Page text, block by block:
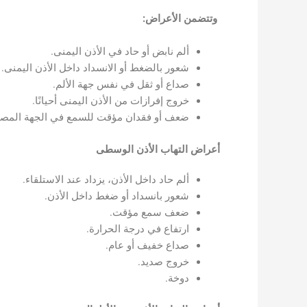
وتتضمن الأعراض:
ألم نابض أو حاد في الأذن اليمنى.
شعور بالضغط أو الانسداد داخل الأذن اليمنى.
صداع أو ثقل في نفس جهة الألم.
خروج إفرازات من الأذن اليمنى أحيانًا.
ضعف أو فقدان مؤقت للسمع في الجهة
أعراض التهاب الأذن الوسطى
ألم حاد داخل الأذن، يزداد عند الاستلقاء.
شعور بانسداد أو ضغط داخل الأذن.
ضعف سمع مؤقت.
ارتفاع في درجة الحرارة.
صداع خفيف أو عام.
خروج صديد.
دوخة.